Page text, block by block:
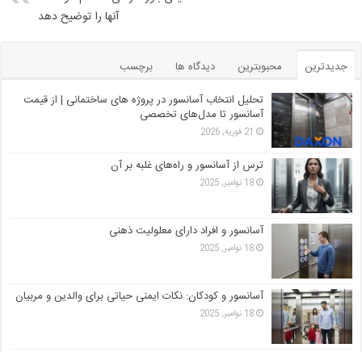
آنها را توضیح دهد
جدیدترین محبوبترین دیدگاه ها
برچسب
تحلیل انتخاب آسانسور در پروژه‌ های ساختمانی | از قیمت
آسانسور تا مدل‌های تخصصی
21 فوریه, 2026
ترس از آسانسور و راه‌های غلبه بر آن
18 نوامبر, 2025
آسانسور و افراد دارای معلولیت ذهنی
18 نوامبر, 2025
آسانسور و کودکان: نکات ایمنی حیاتی برای والدین و مربیان
18 نوامبر, 2025